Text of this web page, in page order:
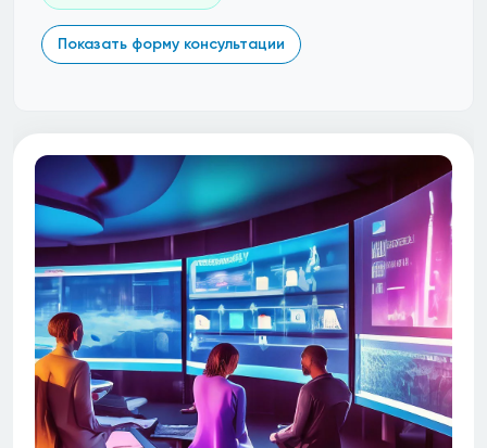
Показать форму консультации